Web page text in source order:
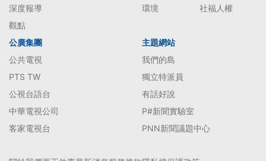
深度報導
觀點
環境
社福人權
公廣集團
公共電視
PTS TW
公視台語台
中華電視公司
客家電視台
主題網站
我們的島
獨立特派員
有話好說
P#新聞實驗室
PNN新聞議題中心